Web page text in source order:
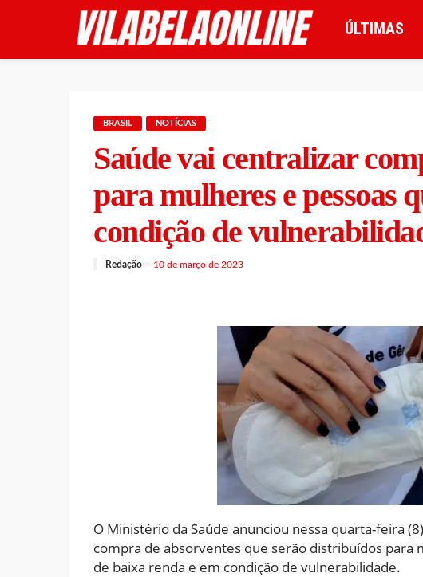
ÚLTIMAS
BRASIL NOTÍCIAS
Saúde vai centralizar
para mulheres e pessoas
condição de
Redação 10 de março de 2023
O Ministério da Saúde anunciou nessa quarta-feira
compra de absorventes que serão distribuídos para
de baixa renda e em condição de vulnerabilidade.